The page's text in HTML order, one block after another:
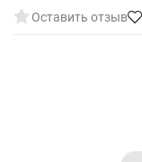
Оставить отзыв